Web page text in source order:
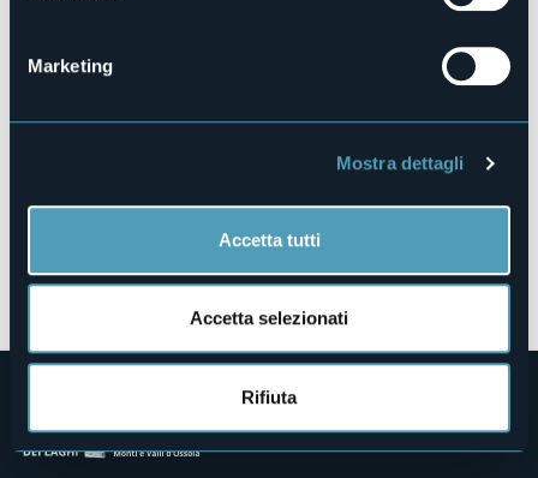
Marketing
Mostra dettagli
Accetta tutti
Accetta selezionati
Rifiuta
Apri mappa